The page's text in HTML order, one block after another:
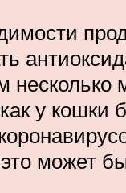
несколько
у кошки
может